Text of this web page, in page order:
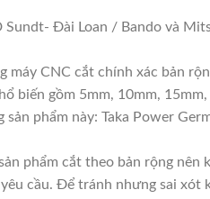
Đài Loan / Bando và
CNC cắt chính xác bản
biến gồm 5mm, 10mm,
phẩm này: Taka Power
phẩm cắt theo bản rộng
cầu. Để tránh nhưng sai xót